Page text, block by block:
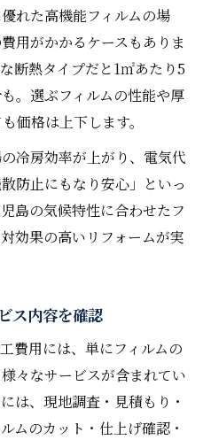
完了までの流れを解説
時の追加費用に注意
断熱の施工後フォローと
ルム断熱の見極め方
フィルムの特徴を解説
断熱の寿命と選び方のコ
ルムの見分け方
スで断熱効果を持続
れた高機能フィルムの場
用がかかるケースもありま
断熱タイプだと1㎡あたり5
。選ぶフィルムの性能や厚
価格は上下します。
冷房効率が上がり、電気代
防止にもなり安心」といっ
島の気候特性に合わせたフ
効果の高いリフォームが実
ス内容を確認
費用には、単にフィルムの
々なサービスが含まれてい
は、現地調査・見積もり・
ムのカット・仕上げ確認・